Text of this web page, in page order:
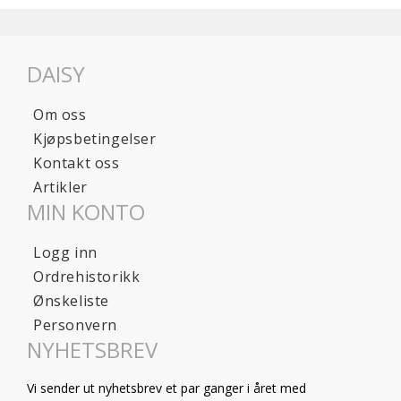
DAISY
Om oss
Kjøpsbetingelser
Kontakt oss
Artikler
MIN KONTO
Logg inn
Ordrehistorikk
Ønskeliste
Personvern
NYHETSBREV
Vi sender ut nyhetsbrev et par ganger i året med